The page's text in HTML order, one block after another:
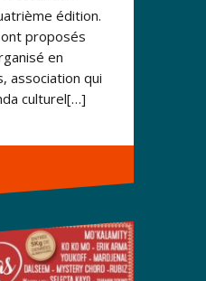
édition.
proposés
en
association qui
culturel[…]